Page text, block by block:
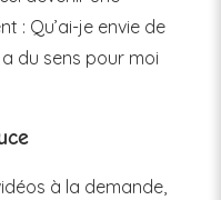
: Qu’ai-je envie de
du sens pour moi
à la demande,